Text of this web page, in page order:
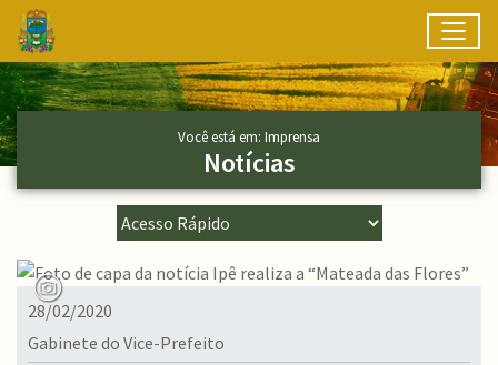
Ir para conteúdo principal
Conteúdo Principal
Você está em: Imprensa
Notícias
28/02/2020
Gabinete do Vice-Prefeito